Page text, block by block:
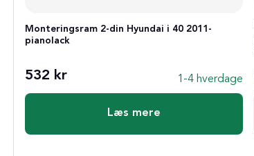
Monteringsram 2-din Hyundai i 40 2011-
pianolack
532 kr 1-4 hverdage
Læs mere